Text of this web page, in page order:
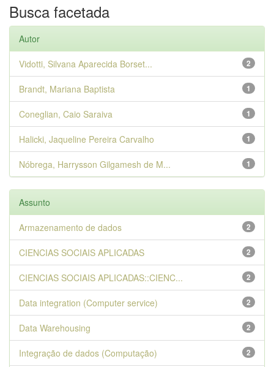
Busca facetada
Autor
2
Vidotti, Silvana Aparecida Borset...
1
Brandt, Mariana Baptista
1
Coneglian, Caio Saraiva
1
Halicki, Jaqueline Pereira Carvalho
1
Nóbrega, Harrysson Gilgamesh de M...
Assunto
2
Armazenamento de dados
2
CIENCIAS SOCIAIS APLICADAS
2
CIENCIAS SOCIAIS APLICADAS::CIENC...
2
Data integration (Computer service)
2
Data Warehousing
2
Integração de dados (Computação)